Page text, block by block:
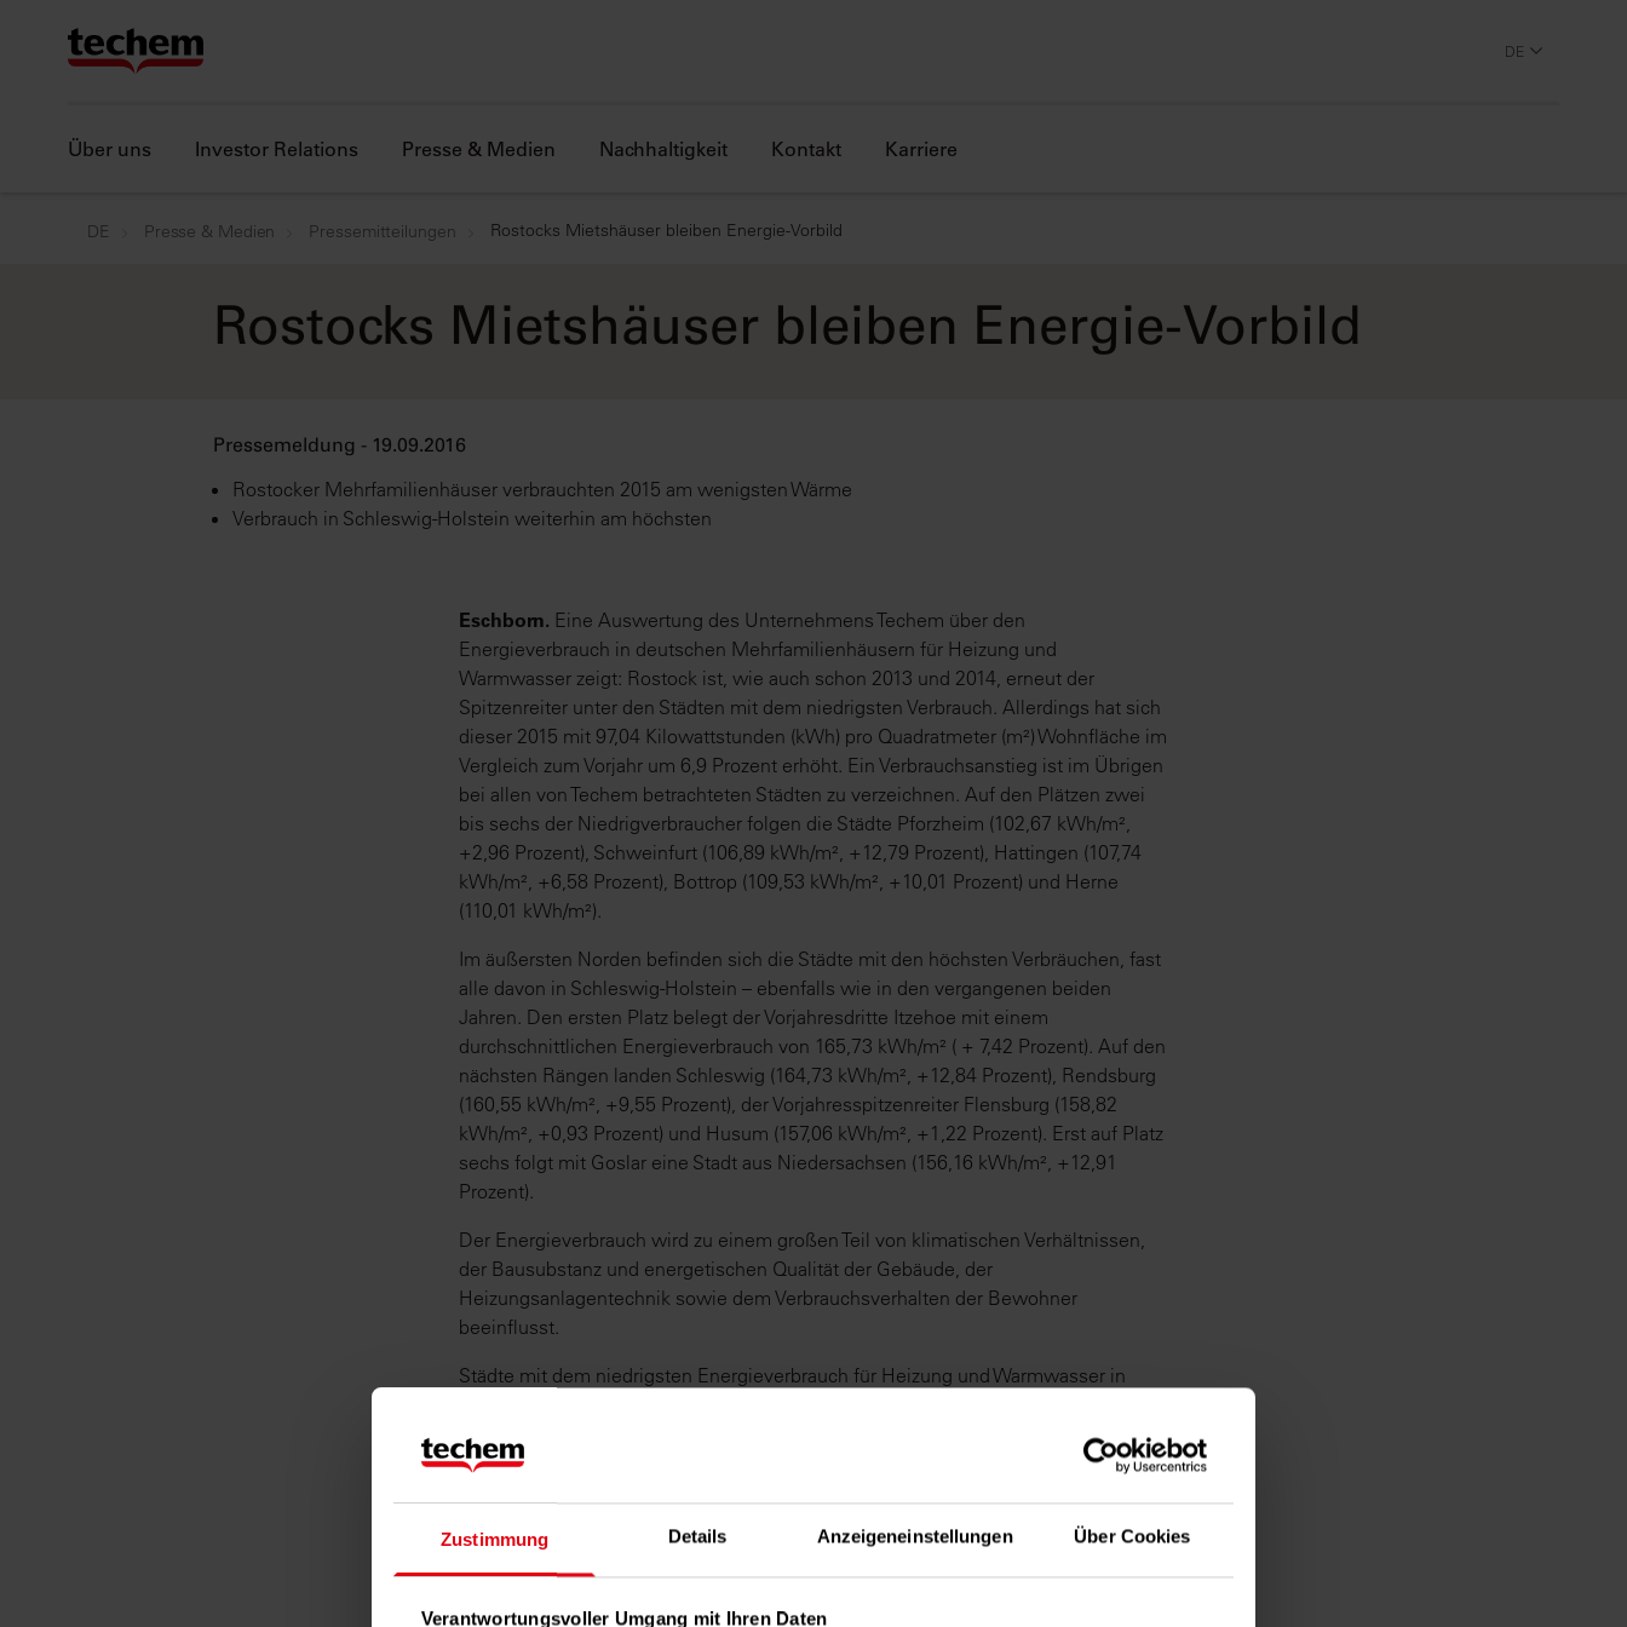
Zustimmung Details Anzeigeneinstellungen Über Cookies
Verantwortungsvoller Umgang mit Ihren Daten
DE
Über uns Investor Relations Presse & Medien Nachhaltigkeit Kontakt Karriere
DE Presse & Medien Pressemitteilungen Rostocks Mietshäuser bleiben Energie-Vorbild
Rostocks Mietshäuser bleiben Energie-Vorbild
Pressemeldung - 19.09.2016
Rostocker Mehrfamilienhäuser verbrauchten 2015 am wenigsten Wärme
Verbrauch in Schleswig-Holstein weiterhin am höchsten
Eschborn. Eine Auswertung des Unternehmens Techem über den
Energieverbrauch in deutschen Mehrfamilienhäusern für Heizung und
Warmwasser zeigt: Rostock ist, wie auch schon 2013 und 2014, erneut der
Spitzenreiter unter den Städten mit dem niedrigsten Verbrauch. Allerdings hat sich
dieser 2015 mit 97,04 Kilowattstunden (kWh) pro Quadratmeter (m²) Wohnfläche im
Vergleich zum Vorjahr um 6,9 Prozent erhöht. Ein Verbrauchsanstieg ist im Übrigen
bei allen von Techem betrachteten Städten zu verzeichnen. Auf den Plätzen zwei
bis sechs der Niedrigverbraucher folgen die Städte Pforzheim (102,67 kWh/m²,
+2,96 Prozent), Schweinfurt (106,89 kWh/m², +12,79 Prozent), Hattingen (107,74
kWh/m², +6,58 Prozent), Bottrop (109,53 kWh/m², +10,01 Prozent) und Herne
(110,01 kWh/m²).
Im äußersten Norden befinden sich die Städte mit den höchsten Verbräuchen, fast
alle davon in Schleswig-Holstein – ebenfalls wie in den vergangenen beiden
Jahren. Den ersten Platz belegt der Vorjahresdritte Itzehoe mit einem
durchschnittlichen Energieverbrauch von 165,73 kWh/m² ( + 7,42 Prozent). Auf den
nächsten Rängen landen Schleswig (164,73 kWh/m², +12,84 Prozent), Rendsburg
(160,55 kWh/m², +9,55 Prozent), der Vorjahresspitzenreiter Flensburg (158,82
kWh/m², +0,93 Prozent) und Husum (157,06 kWh/m², +1,22 Prozent). Erst auf Platz
sechs folgt mit Goslar eine Stadt aus Niedersachsen (156,16 kWh/m², +12,91
Prozent).
Der Energieverbrauch wird zu einem großen Teil von klimatischen Verhältnissen,
der Bausubstanz und energetischen Qualität der Gebäude, der
Heizungsanlagentechnik sowie dem Verbrauchsverhalten der Bewohner
beeinflusst.
Städte mit dem niedrigsten Energieverbrauch für Heizung und Warmwasser in
Stadt | Energieverbrauch
Rostock | 97,04 kWh/m²
Pforzheim | 102,67 kWh/m²
Bottrop | 109,53 kWh/m²